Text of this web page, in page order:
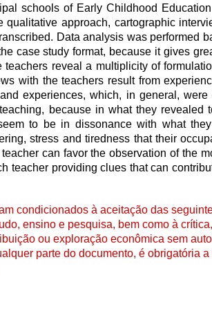
schools of Early Childhood
approach, cartographic
Data analysis was performed
case study format, because it gives
reveal a multiplicity of
with the teachers result from
experiences, which, in general,
because in what they revealed
to be in dissonance with what
stress and tiredness that their
can favor the observation of the
teacher providing clues that can
condicionados à aceitação das
ensino e pesquisa, bem como à
ou exploração econômica sem
parte do documento, é obrigatória